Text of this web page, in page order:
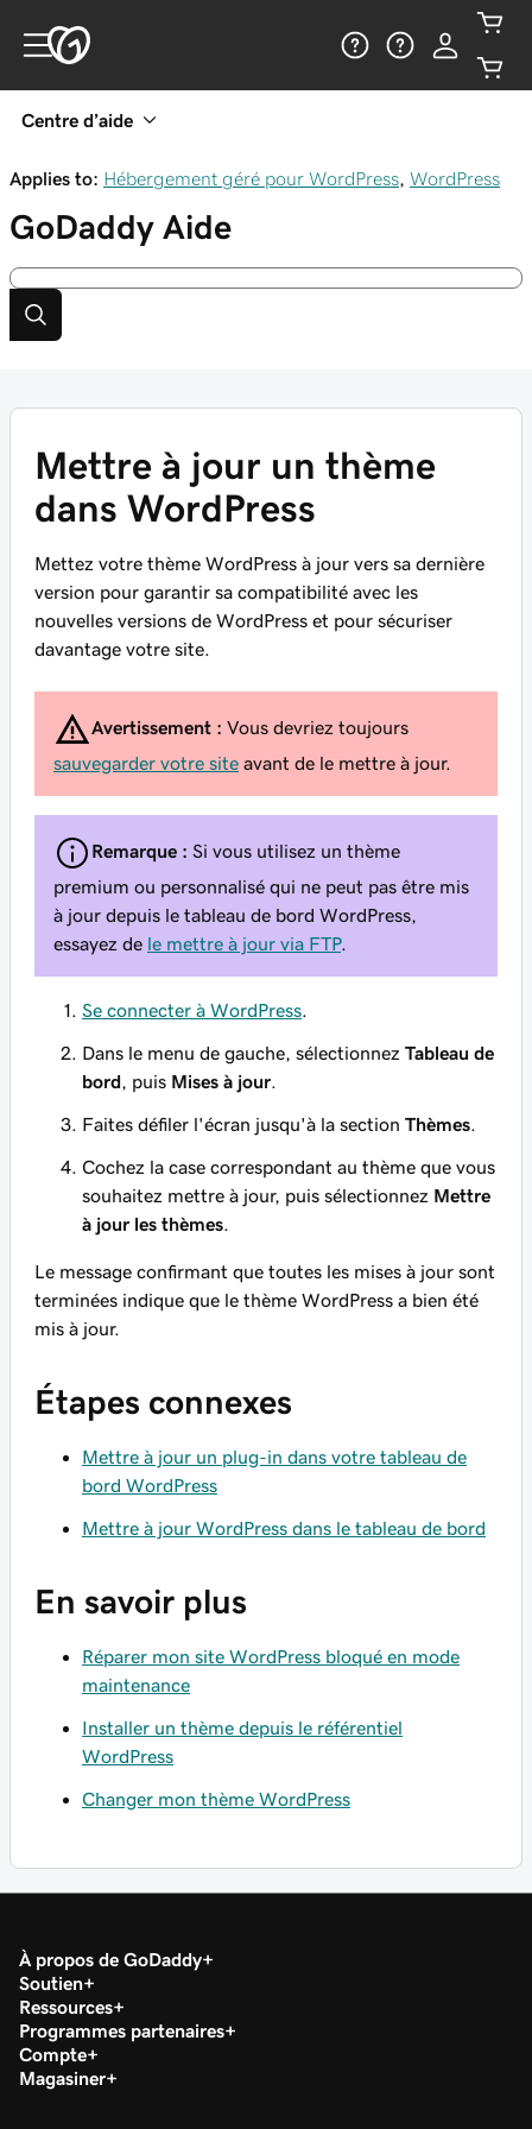
Centre d’aide
Applies to: Hébergement géré pour WordPress WordPress
GoDaddy Aide
Mettre à jour un thème
dans WordPress
Mettez votre thème WordPress à jour vers sa dernière
version pour garantir sa compatibilité avec les
nouvelles versions de WordPress et pour sécuriser
davantage votre site.
Avertissement : Vous devriez toujours
sauvegarder votre site avant de le mettre à jour.
Remarque : Si vous utilisez un thème
premium ou personnalisé qui ne peut pas être mis
à jour depuis le tableau de bord WordPress,
essayez de le mettre à jour via FTP.
Se connecter à WordPress
Dans le menu de gauche, sélectionnez Tableau de
bord , puis Mises à jour
Faites défiler l'écran jusqu'à la section Thèmes
Cochez la case correspondant au thème que vous
souhaitez mettre à jour, puis sélectionnez Mettre
à jour les thèmes
Le message confirmant que toutes les mises à jour sont
terminées indique que le thème WordPress a bien été
mis à jour.
Étapes connexes
Mettre à jour un plug-in dans votre tableau de
bord WordPress
Mettre à jour WordPress dans le tableau de bord
En savoir plus
Réparer mon site WordPress bloqué en mode
maintenance
Installer un thème depuis le référentiel
WordPress
Changer mon thème WordPress
À propos de GoDaddy
Soutien
Ressources
Programmes partenaires
Compte
Magasiner